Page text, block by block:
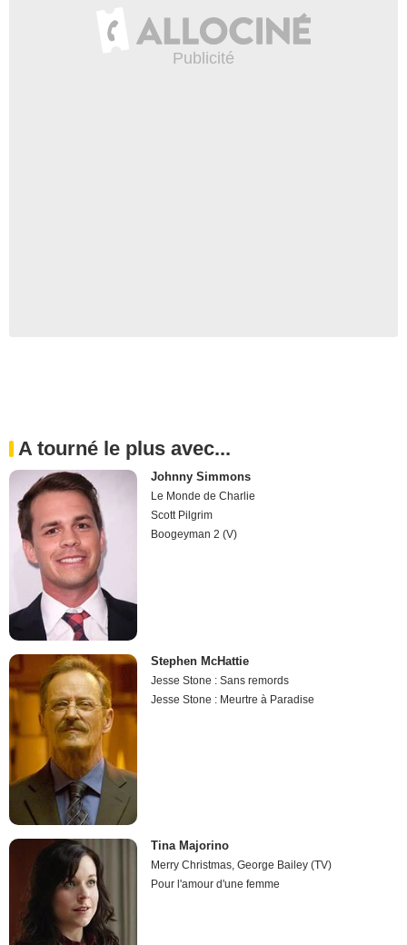
A tourné le plus avec...
Johnny Simmons
Le Monde de Charlie
Scott Pilgrim
Boogeyman 2 (V)
Stephen McHattie
Jesse Stone : Sans remords
Jesse Stone : Meurtre à Paradise
Tina Majorino
Merry Christmas, George Bailey (TV)
Pour l'amour d'une femme